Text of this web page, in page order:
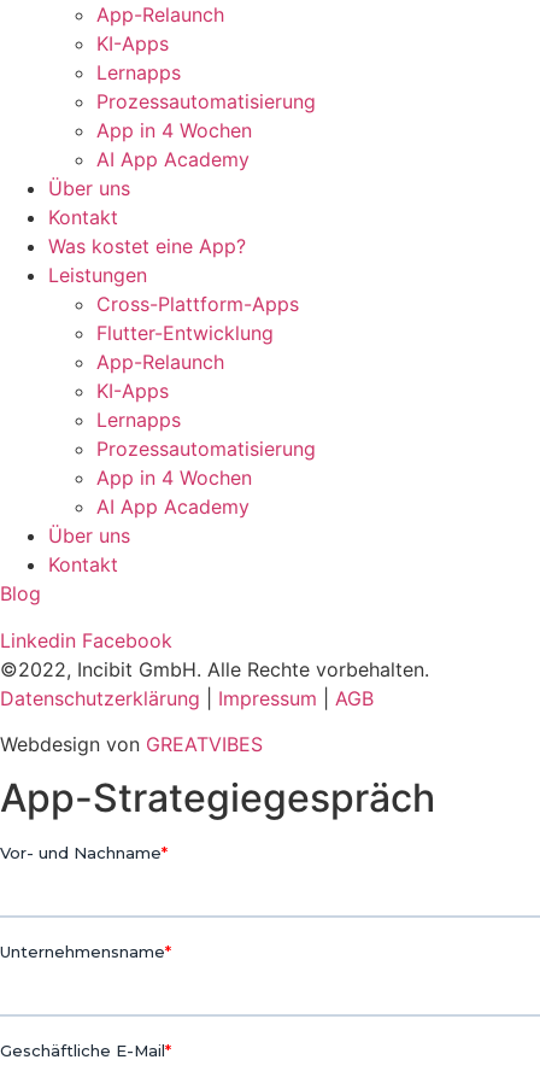
App-Relaunch
KI-Apps
Lernapps
Prozessautomatisierung
App in 4 Wochen
AI App Academy
Über uns
Kontakt
Was kostet eine App?
Leistungen
Cross-Plattform-Apps
Flutter-Entwicklung
App-Relaunch
KI-Apps
Lernapps
Prozessautomatisierung
App in 4 Wochen
AI App Academy
Über uns
Kontakt
Blog
Linkedin Facebook
©2022, Incibit GmbH. Alle Rechte vorbehalten.
Datenschutzerklärung
Impressum
AGB
Webdesign von GREATVIBES
App-Strategiegespräch